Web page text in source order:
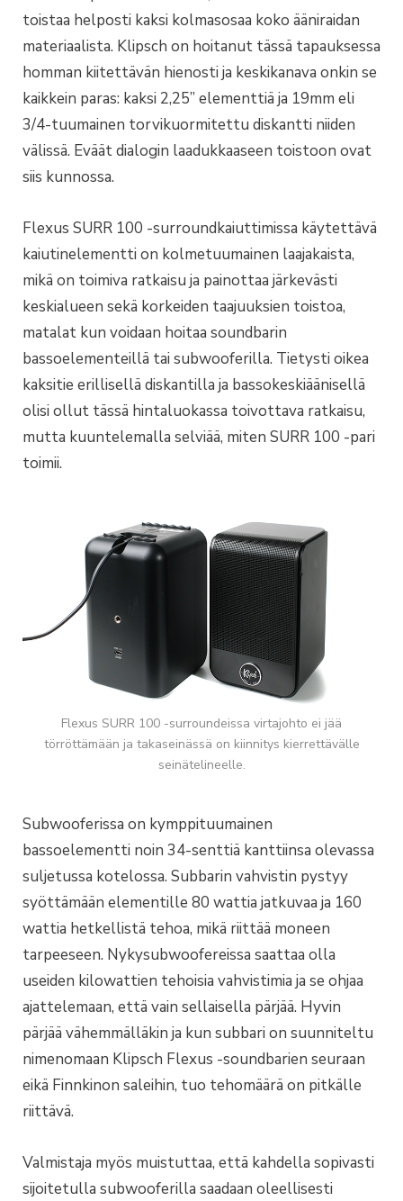
toistaa helposti kaksi kolmasosaa koko ääniraidan
materiaalista. Klipsch on hoitanut tässä tapauksessa
homman kiitettävän hienosti ja keskikanava onkin se
kaikkein paras: kaksi 2,25” elementtiä ja 19mm eli
3/4-tuumainen torvikuormitettu diskantti niiden
välissä. Eväät dialogin laadukkaaseen toistoon ovat
siis kunnossa.
Flexus SURR 100 -surroundkaiuttimissa käytettävä
kaiutinelementti on kolmetuumainen laajakaista,
mikä on toimiva ratkaisu ja painottaa järkevästi
keskialueen sekä korkeiden taajuuksien toistoa,
matalat kun voidaan hoitaa soundbarin
bassoelementeillä tai subwooferilla. Tietysti oikea
kaksitie erillisellä diskantilla ja bassokeskiäänisellä
olisi ollut tässä hintaluokassa toivottava ratkaisu,
mutta kuuntelemalla selviää, miten SURR 100 -pari
toimii.
Flexus SURR 100 -surroundeissa virtajohto ei jää
törröttämään ja takaseinässä on kiinnitys kierrettävälle
seinätelineelle.
Subwooferissa on kymppituumainen
bassoelementti noin 34-senttiä kanttiinsa olevassa
suljetussa kotelossa. Subbarin vahvistin pystyy
syöttämään elementille 80 wattia jatkuvaa ja 160
wattia hetkellistä tehoa, mikä riittää moneen
tarpeeseen. Nykysubwoofereissa saattaa olla
useiden kilowattien tehoisia vahvistimia ja se ohjaa
ajattelemaan, että vain sellaisella pärjää. Hyvin
pärjää vähemmälläkin ja kun subbari on suunniteltu
nimenomaan Klipsch Flexus -soundbarien seuraan
eikä Finnkinon saleihin, tuo tehomäärä on pitkälle
riittävä.
Valmistaja myös muistuttaa, että kahdella sopivasti
sijoitetulla subwooferilla saadaan oleellisesti